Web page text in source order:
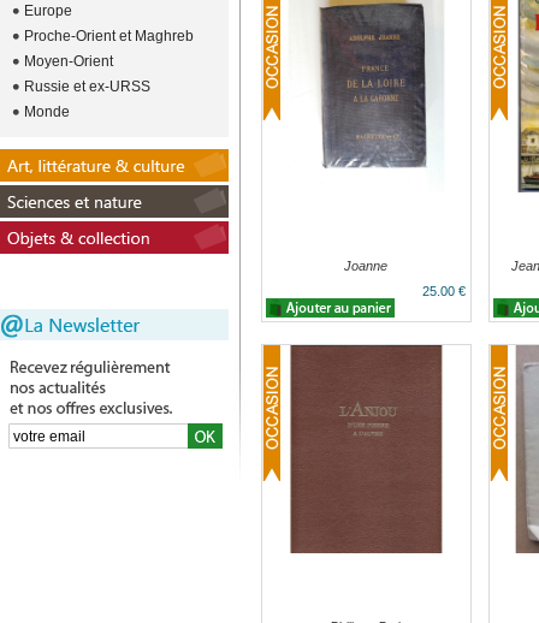
Joanne
25.00 €
Europe
Proche-Orient et Maghreb
Moyen-Orient
Russie et ex-URSS
Monde